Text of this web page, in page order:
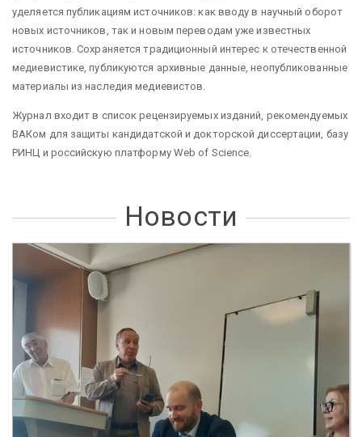
уделяется публикациям источников: как вводу в научный оборот
новых источников, так и новым переводам уже известных
источников. Сохраняется традиционный интерес к отечественной
медиевистике, публикуются архивные данные, неопубликованные
материалы из наследия медиевистов.
Журнал входит в список рецензируемых изданий, рекомендуемых
ВАКом для защиты кандидатской и докторской диссертации, базу
РИНЦ и российскую платформу Web of Science.
Новости